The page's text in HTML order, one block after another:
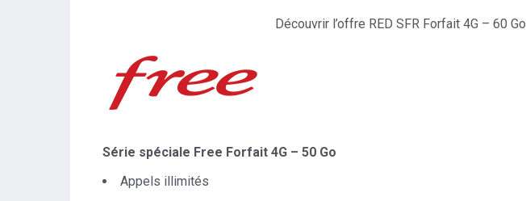
Découvrir l’offre RED SFR Forfait 4G – 60 Go
Série spéciale Free Forfait 4G – 50 Go
Appels illimités